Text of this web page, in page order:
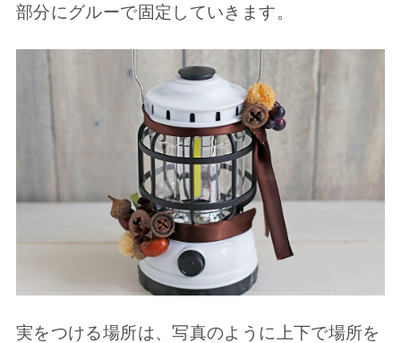
部分にグルーで固定していきます。
実をつける場所は、写真のように上下で場所を